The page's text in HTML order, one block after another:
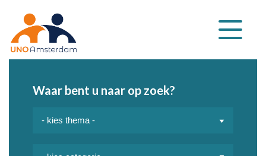
Klap
navigatie
Waar bent u naar op zoek?